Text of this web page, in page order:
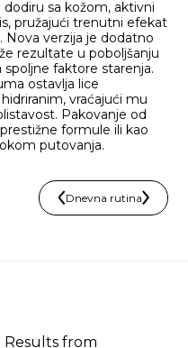
sa kožom, aktivni
pružajući trenutni efekat
Nova verzija je dodatno
rezultate u poboljšanju
faktore starenja.
ostavlja lice
vraćajući mu
Pakovanje od
formule ili kao
putovanja.
Dnevna rutina
Results from